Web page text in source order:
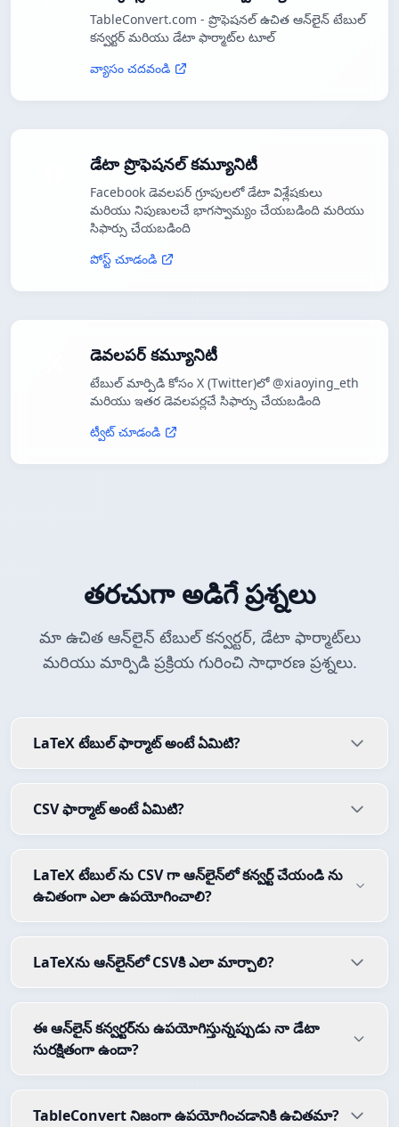
TableConvert.com - ప్రొఫెషనల్ ఉచిత ఆన్‌లైన్ టేబుల్
కన్వర్టర్ మరియు డేటా ఫార్మాట్‌ల టూల్
వ్యాసం చదవండి
డేటా ప్రొఫెషనల్ కమ్యూనిటీ
Facebook డెవలపర్ గ్రూపులలో డేటా విశ్లేషకులు
మరియు నిపుణులచే భాగస్వామ్యం చేయబడింది మరియు
సిఫార్సు చేయబడింది
పోస్ట్ చూడండి
డెవలపర్ కమ్యూనిటీ
టేబుల్ మార్పిడి కోసం X (Twitter)లో @xiaoying_eth
మరియు ఇతర డెవలపర్లచే సిఫార్సు చేయబడింది
ట్వీట్ చూడండి
తరచుగా అడిగే ప్రశ్నలు
మా ఉచిత ఆన్‌లైన్ టేబుల్ కన్వర్టర్, డేటా ఫార్మాట్‌లు
మరియు మార్పిడి ప్రక్రియ గురించి సాధారణ ప్రశ్నలు.
LaTeX టేబుల్ ఫార్మాట్ అంటే ఏమిటి?
CSV ఫార్మాట్ అంటే ఏమిటి?
LaTeX టేబుల్ ను CSV గా ఆన్‌లైన్‌లో కన్వర్ట్ చేయండి ను
ఉచితంగా ఎలా ఉపయోగించాలి?
LaTeXను ఆన్‌లైన్‌లో CSVకి ఎలా మార్చాలి?
ఈ ఆన్‌లైన్ కన్వర్టర్‌ను ఉపయోగిస్తున్నప్పుడు నా డేటా
సురక్షితంగా ఉందా?
TableConvert నిజంగా ఉపయోగించడానికి ఉచితమా?